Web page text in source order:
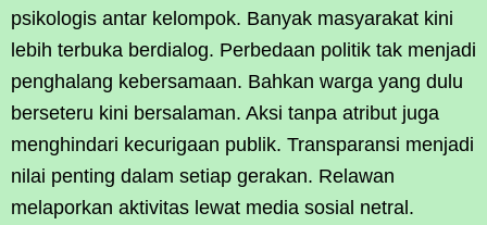
psikologis antar kelompok. Banyak masyarakat kini
lebih terbuka berdialog. Perbedaan politik tak menjadi
penghalang kebersamaan. Bahkan warga yang dulu
berseteru kini bersalaman. Aksi tanpa atribut juga
menghindari kecurigaan publik. Transparansi menjadi
nilai penting dalam setiap gerakan. Relawan
melaporkan aktivitas lewat media sosial netral.